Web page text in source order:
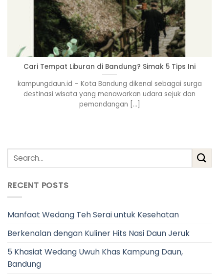
Cari Tempat Liburan di Bandung? Simak 5 Tips Ini
kampungdaun.id – Kota Bandung dikenal sebagai surga
destinasi wisata yang menawarkan udara sejuk dan
pemandangan [...]
RECENT POSTS
Manfaat Wedang Teh Serai untuk Kesehatan
Berkenalan dengan Kuliner Hits Nasi Daun Jeruk
5 Khasiat Wedang Uwuh Khas Kampung Daun,
Bandung